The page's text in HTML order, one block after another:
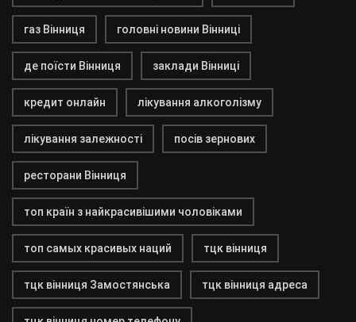
газ Вінниця головні новини Вінниці
де поїсти Вінниця заклади Вінниці
кредит онлайн лікування алкоголізму
лікування залежності посів зернових
ресторани Вінниця
топ країн з найкрасивішими чоловіками
топ самых красивых наций тцк вінниця
тцк вінниця Замостянська тцк вінниця адреса